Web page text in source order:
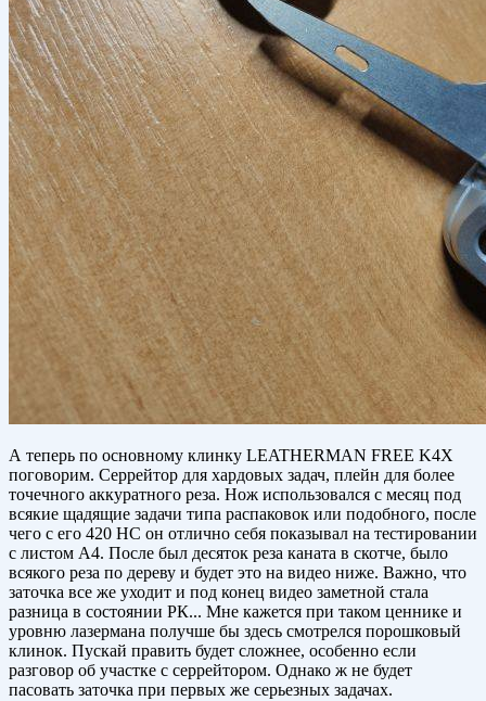
А теперь по основному клинку LEATHERMAN FREE K4X
поговорим. Серрейтор для хардовых задач, плейн для более
точечного аккуратного реза. Нож использовался с месяц под
всякие щадящие задачи типа распаковок или подобного, после
чего с его 420 HC он отлично себя показывал на тестировании
с листом А4. После был десяток реза каната в скотче, было
всякого реза по дереву и будет это на видео ниже. Важно, что
заточка все же уходит и под конец видео заметной стала
разница в состоянии РК... Мне кажется при таком ценнике и
уровню лазермана получше бы здесь смотрелся порошковый
клинок. Пускай править будет сложнее, особенно если
разговор об участке с серрейтором. Однако ж не будет
пасовать заточка при первых же серьезных задачах.